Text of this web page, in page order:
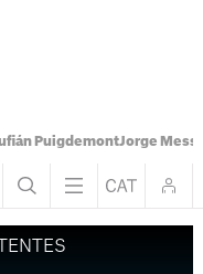
PuigdemontJorge Messi